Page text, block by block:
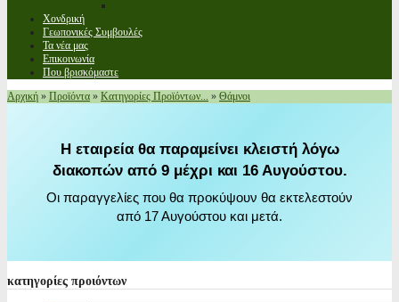
Χονδρική
Γεωπονικές Συμβουλές
Τα νέα μας
Επικοινωνία
Που βρισκόμαστε
Αρχική » Προϊόντα » Κατηγορίες Προϊόντων... » Θάμνοι
Η εταιρεία θα παραμείνει κλειστή λόγω
διακοπών από 9 μέχρι και 16 Αυγούστου.
Οι παραγγελίες που θα προκύψουν θα εκτελεστούν
από 17 Αυγούστου και μετά.
κατηγορίες προιόντων